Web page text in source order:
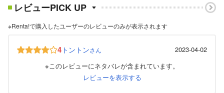
レビューPICK UP
※Renta!で購入したユーザーのレビューのみが表示されます
4 トントンさん
2023-04-02
※このレビューにネタバレが含まれています。
レビューを表示する